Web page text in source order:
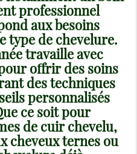
professionnel
aux besoins
type de chevelure.
travaille avec
offrir des soins
des techniques
personnalisés
ce soit pour
de cuir chevelu,
cheveux ternes ou